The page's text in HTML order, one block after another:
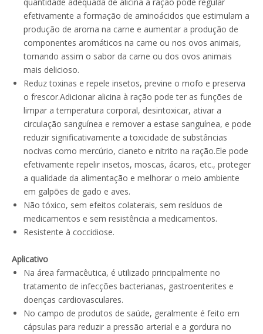
quantidade adequada de alicina à ração pode regular
efetivamente a formação de aminoácidos que estimulam a
produção de aroma na carne e aumentar a produção de
componentes aromáticos na carne ou nos ovos animais,
tornando assim o sabor da carne ou dos ovos animais
mais delicioso.
Reduz toxinas e repele insetos, previne o mofo e preserva
o frescor.Adicionar alicina à ração pode ter as funções de
limpar a temperatura corporal, desintoxicar, ativar a
circulação sanguínea e remover a estase sanguínea, e pode
reduzir significativamente a toxicidade de substâncias
nocivas como mercúrio, cianeto e nitrito na ração.Ele pode
efetivamente repelir insetos, moscas, ácaros, etc., proteger
a qualidade da alimentação e melhorar o meio ambiente
em galpões de gado e aves.
Não tóxico, sem efeitos colaterais, sem resíduos de
medicamentos e sem resistência a medicamentos.
Resistente à coccidiose.
Aplicativo
Na área farmacêutica, é utilizado principalmente no
tratamento de infecções bacterianas, gastroenterites e
doenças cardiovasculares.
No campo de produtos de saúde, geralmente é feito em
cápsulas para reduzir a pressão arterial e a gordura no